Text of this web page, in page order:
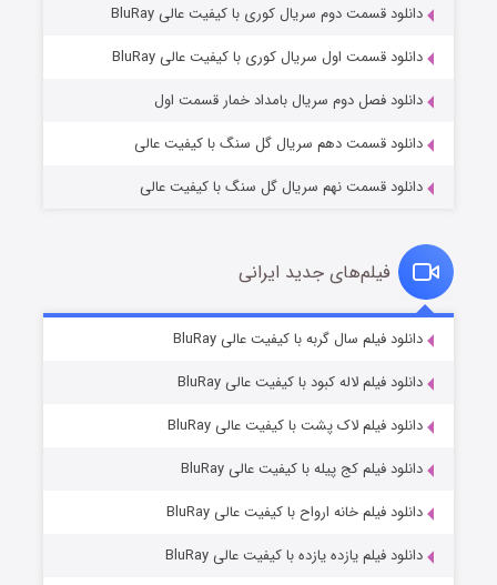
وستی ها
قسمت۱ (زیرنویس) منتشر شد
قسمت۶ (زیرنویس) منتشر شد
دانلود قسمت دوم سریال کوری با کیفیت عالی BluRay
دانلود قسمت اول سریال کوری با کیفیت عالی BluRay
دانلود فصل دوم سریال بامداد خمار قسمت اول
دانلود قسمت دهم سریال گل سنگ با کیفیت عالی
دانلود قسمت نهم سریال گل سنگ با کیفیت عالی
فیلم‌های جدید ایرانی
دانلود فیلم سال گربه با کیفیت عالی BluRay
دانلود فیلم لاله کبود با کیفیت عالی BluRay
دانلود فیلم لاک پشت با کیفیت عالی BluRay
دانلود فیلم کج‌ پیله با کیفیت عالی BluRay
دانلود فیلم خانه ارواح با کیفیت عالی BluRay
دانلود فیلم یازده یازده با کیفیت عالی BluRay